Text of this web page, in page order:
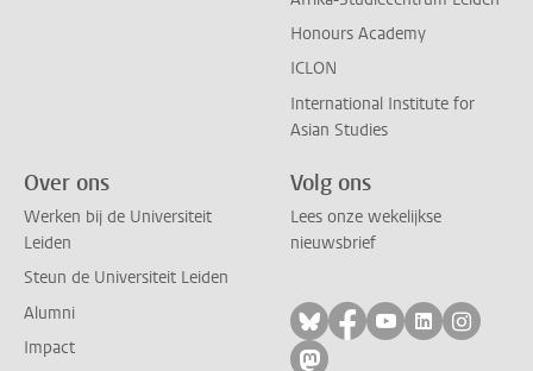
Honours Academy
ICLON
International Institute for
Asian Studies
Over ons
Werken bij de Universiteit
Leiden
Steun de Universiteit Leiden
Alumni
Impact
Volg ons
Lees onze wekelijkse
nieuwsbrief
Volg ons op bluesky
Volg ons op
Volg ons op
Volg ons
Volg
Volg ons op mastodon